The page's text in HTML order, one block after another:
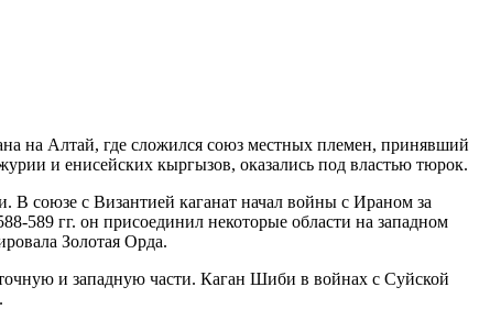
на Алтай, где сложился союз местных племен, принявший
и енисейских кыргызов, оказались под властью тюрок.
В союзе с Византией каганат начал войны с Ираном за
589 гг. он присоединил некоторые области на западном
Золотая Орда.
и западную части. Каган Шиби в войнах с Суйской